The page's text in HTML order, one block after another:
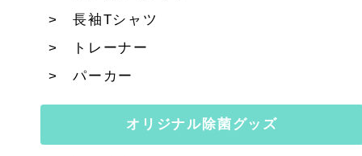
長袖Tシャツ
トレーナー
パーカー
オリジナル除菌グッズ